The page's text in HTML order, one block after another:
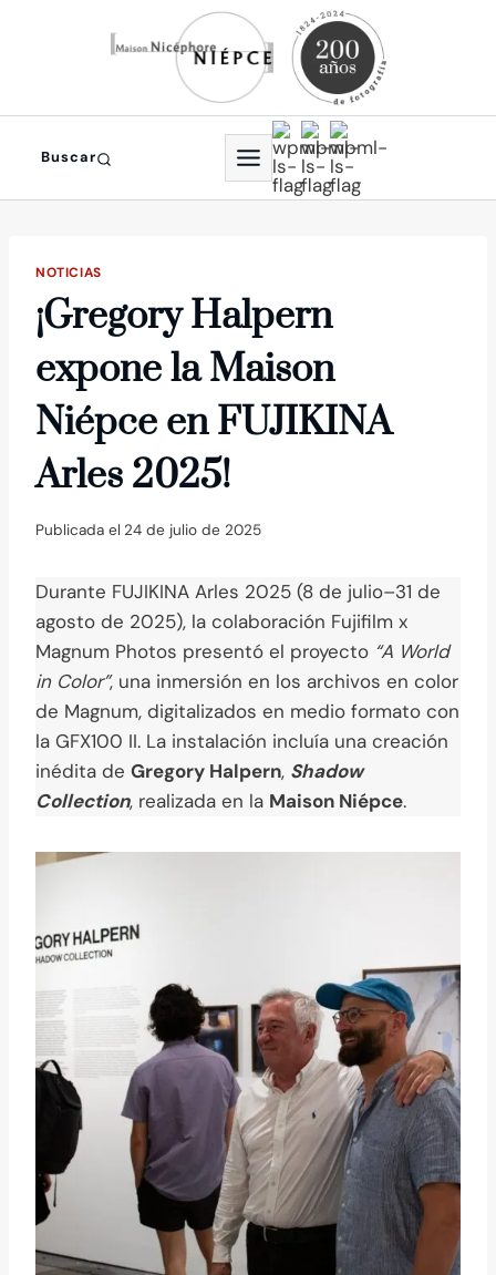
Buscar
NOTICIAS
¡Gregory Halpern
expone la Maison
Niépce en FUJIKINA
Arles 2025!
Publicada el 24 de julio de 2025
Durante FUJIKINA Arles 2025 (8 de julio–31 de
agosto de 2025), la colaboración Fujifilm x
Magnum Photos presentó el proyecto “A World
in Color”, una inmersión en los archivos en color
de Magnum, digitalizados en medio formato con
la GFX100 II. La instalación incluía una creación
inédita de Gregory Halpern, Shadow
Collection, realizada en la Maison Niépce.